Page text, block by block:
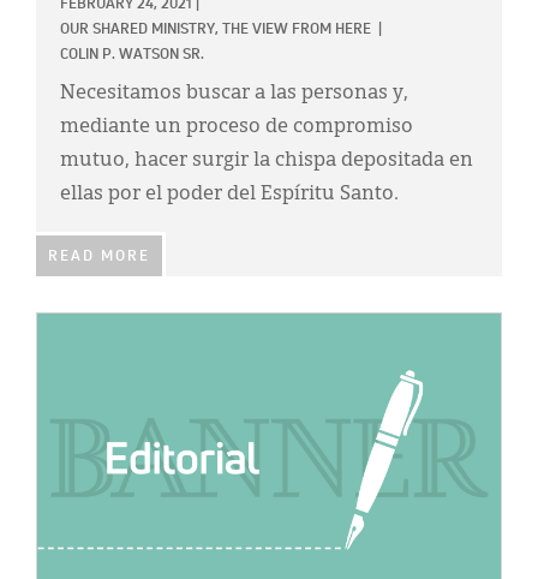
FEBRUARY 24, 2021
OUR SHARED MINISTRY,
THE VIEW FROM HERE
COLIN P. WATSON SR.
Necesitamos buscar a las personas y,
mediante un proceso de compromiso
mutuo, hacer surgir la chispa depositada en
ellas por el poder del Espíritu Santo.
READ MORE